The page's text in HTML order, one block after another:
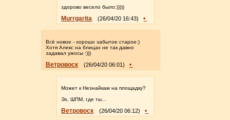
здорово весело было:)))))
Murrgarita (26/04/20 16:43) •
Всё новое - хорошо забытое старое:)
Хотя Алекс на блицах не так давно
задавал ужосы :)))
Ветровоск (26/04/20 06:01) •
Может к Незнайкам на площадку?
Эх, ШПМ, где ты...
Ветровоск (26/04/20 06:12) •